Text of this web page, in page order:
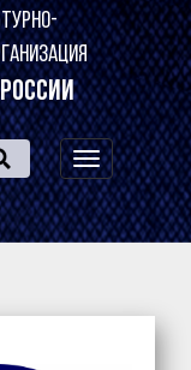
навигация
по
сайту